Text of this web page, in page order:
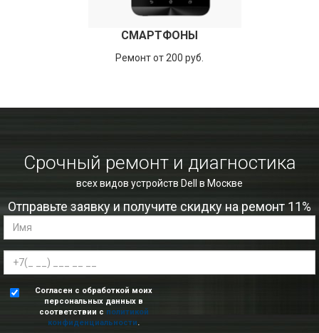
СМАРТФОНЫ
Ремонт от 200 руб.
Срочный ремонт и диагностика
всех видов устройств Dell в Москве
Отправьте заявку и получите скидку на ремонт 11%
Согласен с обработкой моих
персональных данных в
соответствии с политикой
конфиденциальности.